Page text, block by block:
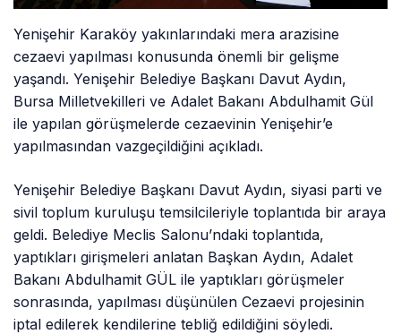
Yenişehir Karaköy yakınlarındaki mera arazisine
cezaevi yapılması konusunda önemli bir gelişme
yaşandı. Yenişehir Belediye Başkanı Davut Aydın,
Bursa Milletvekilleri ve Adalet Bakanı Abdulhamit Gül
ile yapılan görüşmelerde cezaevinin Yenişehir’e
yapılmasından vazgeçildiğini açıkladı.
Yenişehir Belediye Başkanı Davut Aydın, siyasi parti ve
sivil toplum kuruluşu temsilcileriyle toplantıda bir araya
geldi. Belediye Meclis Salonu’ndaki toplantıda,
yaptıkları girişmeleri anlatan Başkan Aydın, Adalet
Bakanı Abdulhamit GÜL ile yaptıkları görüşmeler
sonrasında, yapılması düşünülen Cezaevi projesinin
iptal edilerek kendilerine tebliğ edildiğini söyledi.